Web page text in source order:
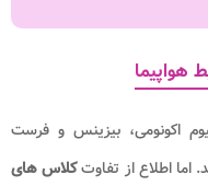
هواپیما
اکونومی، بیزینس و فرست
اما اطلاع از تفاوتکلاس های